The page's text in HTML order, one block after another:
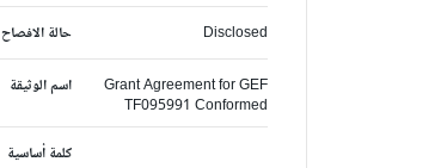
حالة الافصاح Disclosed
اسم الوثيقة
Grant Agreement for GEF
TF095991 Conformed
كلمة أساسية